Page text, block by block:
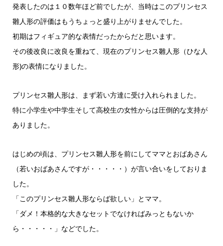
発表したのは１０数年ほど前でしたが、当時はこのプリンセス
雛人形の評価はもうちょっと盛り上がりませんでした。
初期はフィギュア的な表情だったからだと思います。
その後改良に改良を重ねて、現在のプリンセス雛人形（ひな人
形)の表情になりました。
プリンセス雛人形は、まず若い方達に受け入れられました。
特に小学生や中学生そして高校生の女性からは圧倒的な支持が
ありました。
はじめの頃は、プリンセス雛人形を前にしてママとおばあさん
（若いおばあさんですが・・・・・）が言い合いをしておりま
した。
「このプリンセス雛人形ならば欲しい」とママ。
「ダメ！本格的な大きなセットでなければみっともないか
ら・・・・・」などでした。